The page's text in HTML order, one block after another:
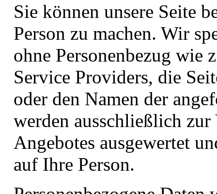
Sie können unsere Seite
Person zu machen. Wir
ohne Personenbezug wie
Service Providers, die
oder den Namen der
werden ausschließlich zur
Angebotes ausgewertet
auf Ihre Person.